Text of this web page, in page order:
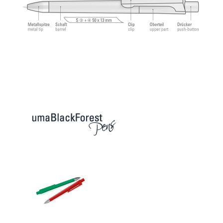
Refill 1.0 гарантируют приятное и мягкое
ощущение при письме.